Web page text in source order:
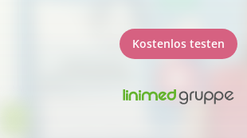
Kostenlos testen